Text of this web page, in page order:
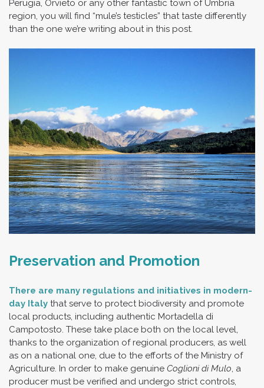
Perugia, Orvieto or any other fantastic town of Umbria
region, you will find “mule’s testicles” that taste differently
than the one we’re writing about in this post.
Preservation and Promotion
There are many regulations and initiatives in modern-
day Italy that serve to protect biodiversity and promote
local products, including authentic Mortadella di
Campotosto. These take place both on the local level,
thanks to the organization of regional producers, as well
as on a national one, due to the efforts of the Ministry of
Agriculture. In order to make genuine Coglioni di Mulo , a
producer must be verified and undergo strict controls,